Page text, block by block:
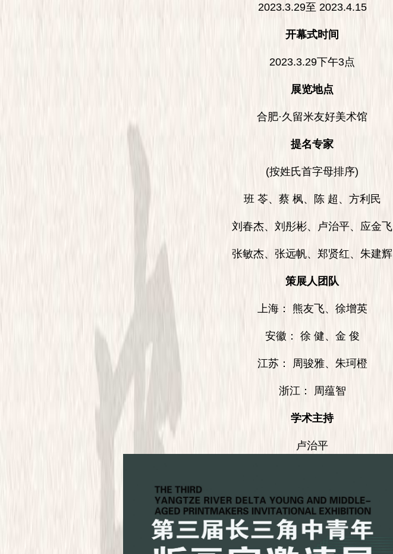
2023.3.29至 2023.4.15
开幕式时间
2023.3.29下午3点
展览地点
合肥·久留米友好美术馆
提名专家
(按姓氏首字母排序)
班 苓、蔡 枫、陈 超、方利民
刘春杰、刘彤彬、卢治平、应金飞
张敏杰、张远帆、郑贤红、朱建辉
策展人团队
上海： 熊友飞、徐增英
安徽： 徐 健、金 俊
江苏： 周骏雅、朱珂橙
浙江： 周蕴智
学术主持
卢治平